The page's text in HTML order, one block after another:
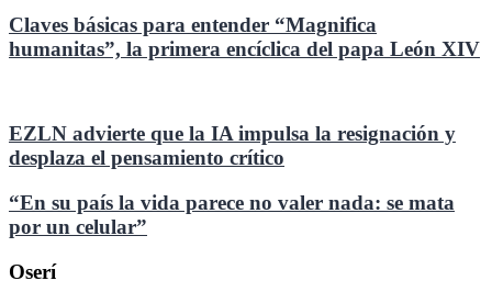
Claves básicas para entender “Magnifica
humanitas”, la primera encíclica del papa León XIV
EZLN advierte que la IA impulsa la resignación y
desplaza el pensamiento crítico
“En su país la vida parece no valer nada: se mata
por un celular”
Oserí